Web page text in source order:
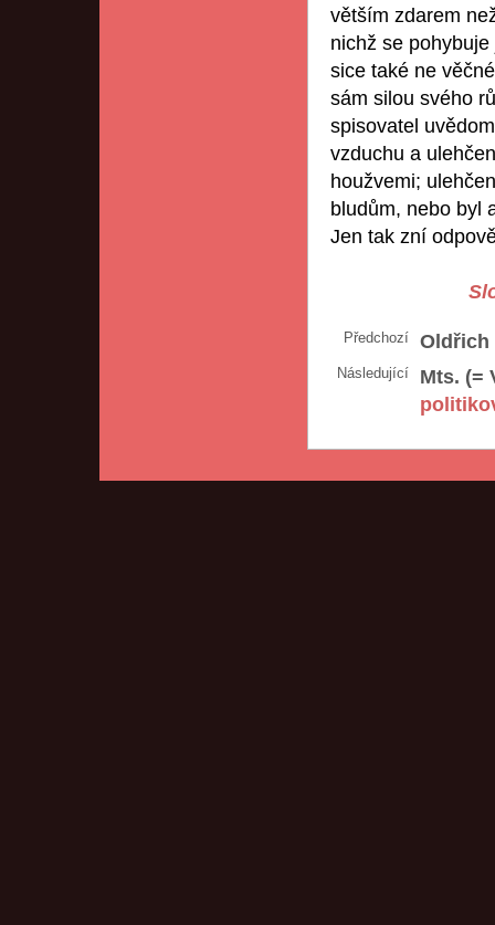
větším zdarem
nichž se
sice také ne
sám silou svého
spisovatel
vzduchu a
houžvemi;
bludům, nebo byl
Jen tak zní
Předchozí Oldřich
Následující
Mts. (=